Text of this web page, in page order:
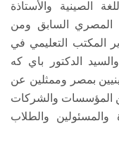
الصينية والأستاذة
المصري السابق ومن
المكتب التعليمي في
الدكتور باي كه
بمصر وممثلين عن
المؤسسات والشركات
والطلاب